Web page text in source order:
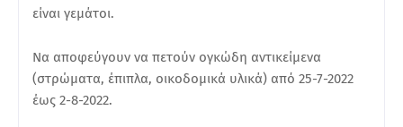
είναι γεμάτοι.
Να αποφεύγουν να πετούν ογκώδη αντικείμενα
(στρώματα, έπιπλα, οικοδομικά υλικά) από 25-7-2022
έως 2-8-2022.